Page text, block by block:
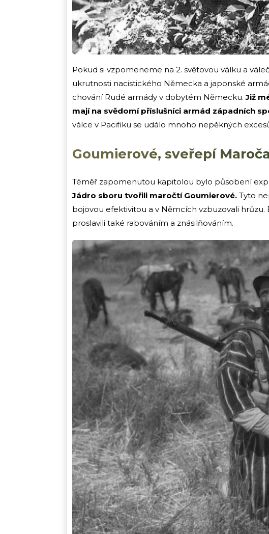
Pokud si vzpomeneme na 2. světovou válku a
ukrutnosti nacistického Německa a japonské
chování Rudé armády v dobytém Německu. Již
mají na svědomí příslušníci armád západních
válce v Pacifiku se událo mnoho nepěkných
Goumierové, sveřepí
Téměř zapomenutou kapitolou bylo působení
Jádro sboru tvořili maročtí Goumierové. Tyto
bojovou efektivitou a v Němcích vzbuzovali
proslavili také rabováním a znásilňováním.